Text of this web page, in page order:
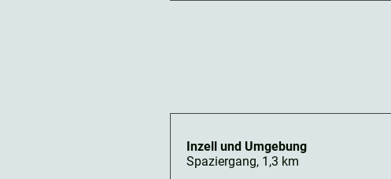
Inzell und Umgebung
Spaziergang, 1,3 km